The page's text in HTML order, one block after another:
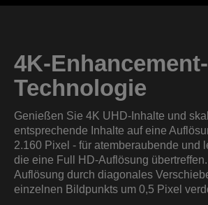
4K-Enhancement-
Technologie
Genießen Sie 4K UHD-Inhalte und
entsprechende Inhalte auf eine
2.160 Pixel - für atemberaubende und
die eine Full HD-Auflösung
Auflösung durch diagonales
einzelnen Bildpunkts um 0,5 Pixel